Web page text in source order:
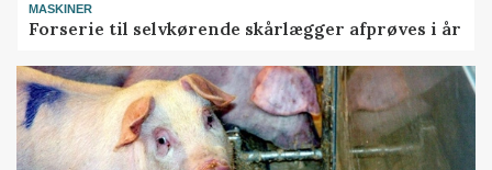
MASKINER
Forserie til selvkørende skårlægger afprøves i år